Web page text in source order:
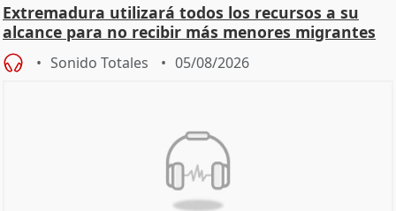
Extremadura utilizará todos los recursos a su
alcance para no recibir más menores migrantes
Sonido Totales 05/08/2026